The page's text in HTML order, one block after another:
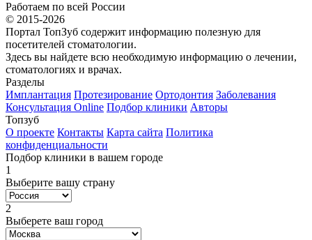
Работаем по всей России
© 2015-2026
Портал ТопЗуб содержит информацию полезную для
посетителей стоматологии.
Здесь вы найдете всю необходимую информацию о лечении,
стоматологиях и врачах.
Разделы
Имплантация Протезирование Ортодонтия Заболевания
Консультация Online Подбор клиники Авторы
Топзуб
О проекте Контакты Карта сайта Политика
конфиденциальности
Подбор клиники в вашем городе
1
Выберите вашу страну
2
Выберете ваш город